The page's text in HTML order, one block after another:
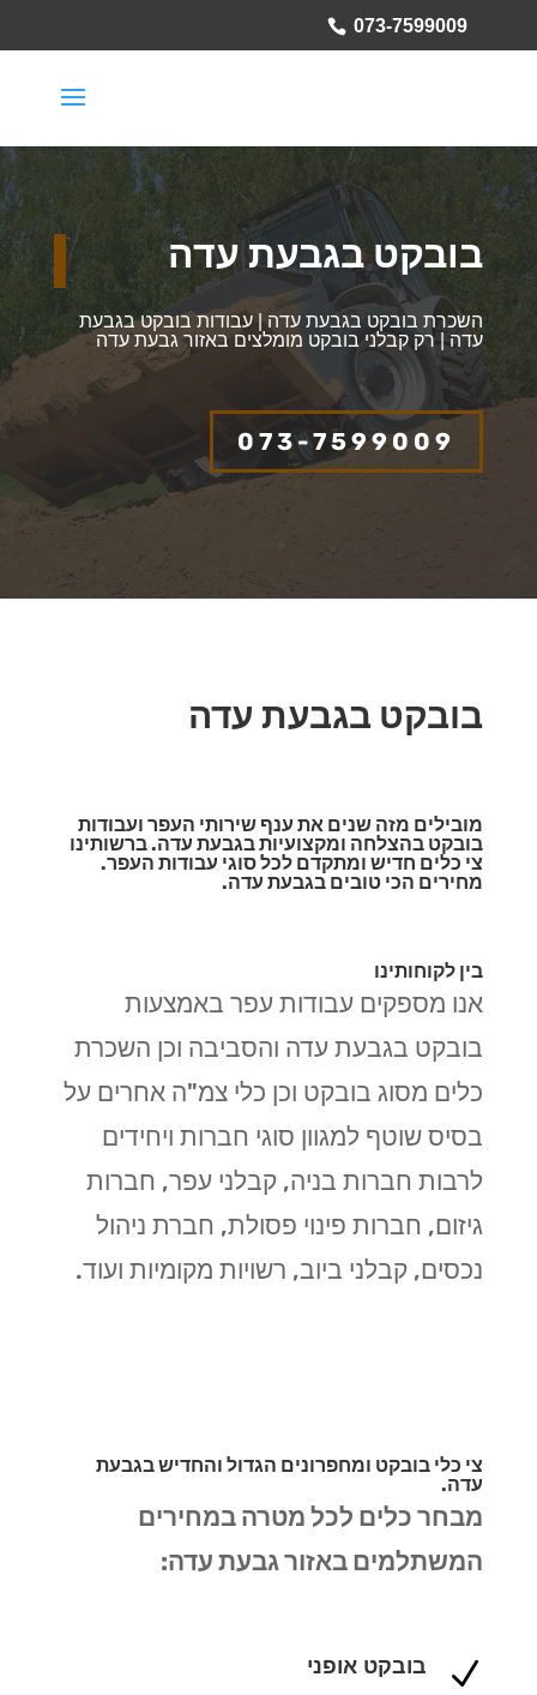
073-7599009
בובקט בגבעת עדה
השכרת בובקט בגבעת עדה | עבודות בובקט בגבעת
עדה | רק קבלני בובקט מומלצים באזור גבעת עדה
073-7599009
בובקט בגבעת עדה
מובילים מזה שנים את ענף שירותי העפר ועבודות
בובקט בהצלחה ומקצועיות בגבעת עדה. ברשותינו
צי כלים חדיש ומתקדם לכל סוגי עבודות העפר.
מחירים הכי טובים בגבעת עדה.
בין לקוחותינו
אנו מספקים עבודות עפר באמצעות
בובקט בגבעת עדה והסביבה וכן השכרת
כלים מסוג בובקט וכן כלי צמ"ה אחרים על
בסיס שוטף למגוון סוגי חברות ויחידים
לרבות חברות בניה, קבלני עפר, חברות
גיזום, חברות פינוי פסולת, חברת ניהול
נכסים, קבלני ביוב, רשויות מקומיות ועוד.
צי כלי בובקט ומחפרונים הגדול והחדיש בגבעת
עדה.
מבחר כלים לכל מטרה במחירים
המשתלמים באזור גבעת עדה:
N בובקט אופני